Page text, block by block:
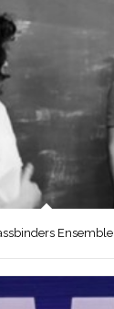
Ensemble